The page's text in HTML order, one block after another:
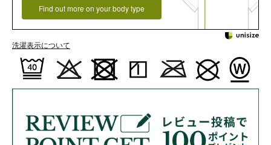
Find out more on your body type
洗濯表示について